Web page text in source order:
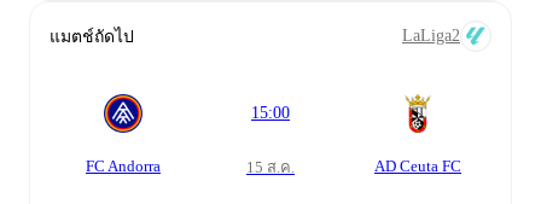
แมตช์ถัดไป LaLiga2
FC Andorra
15:00
15 ส.ค. AD Ceuta FC